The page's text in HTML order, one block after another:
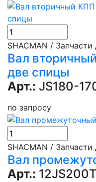
SHACMAN /
Вал
две спицы
Арт.: JS180-
по запросу
SHACMAN /
Вал
Арт.: